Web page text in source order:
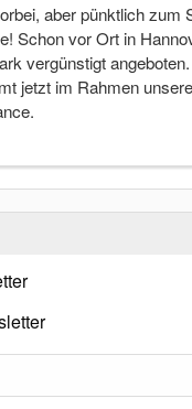
aber pünktlich zum
Schon vor Ort in
vergünstigt
jetzt im Rahmen